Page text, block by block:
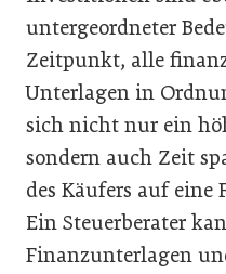
untergeordneter
Zeitpunkt, alle
Unterlagen in
sich nicht nur ein
sondern auch Zeit
des Käufers auf eine
Ein Steuerberater
Finanzunterlagen